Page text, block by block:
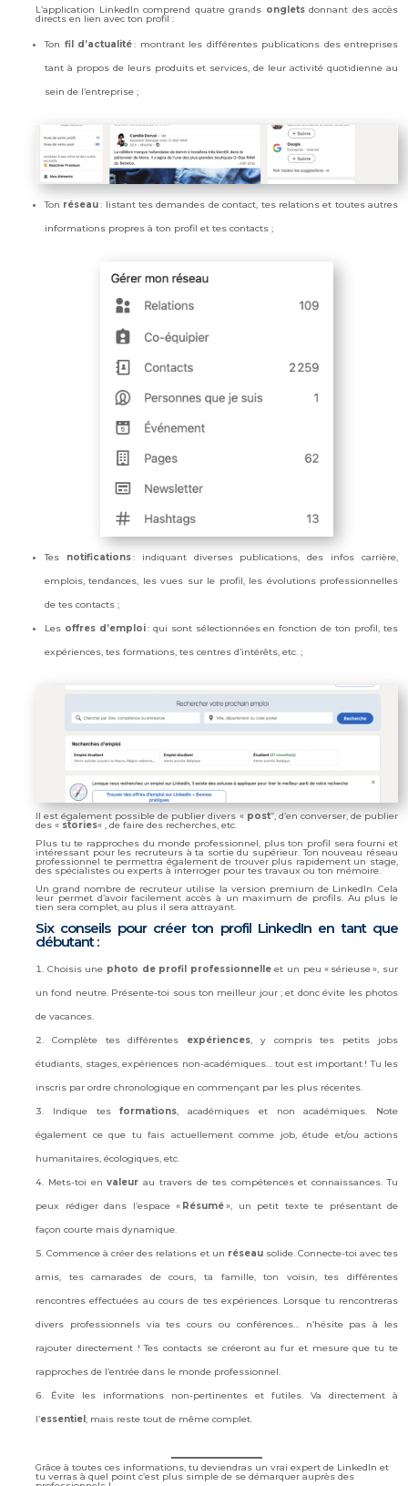
L’application LinkedIn comprend quatre grands ongletsdonnant des accès
directs en lien avec ton profil :
Ton fil d’actualité: montrant les différentes publications des entreprises
tant à propos de leurs produits et services, de leur activité quotidienne au
sein de l’entreprise ;
Ton réseau: listant tes demandes de contact, tes relations et toutes autres
informations propres à ton profil et tes contacts ;
Tes notifications: indiquant diverses publications, des infos carrière,
emplois, tendances, les vues sur le profil, les évolutions professionnelles
de tes contacts ;
Les offres d’emploi: qui sont sélectionnées en fonction de ton profil, tes
expériences, tes formations, tes centres d’intérêts, etc. ;
Il est également possible de publier divers « post”, d’en converser, de publier
des « stories« , de faire des recherches, etc.
Plus tu te rapproches du monde professionnel, plus ton profil sera fourni et
intéressant pour les recruteurs à ta sortie du supérieur. Ton nouveau réseau
professionnel te permettra également de trouver plus rapidement un stage,
des spécialistes ou experts à interroger pour tes travaux ou ton mémoire.
Un grand nombre de recruteur utilise la version premium de LinkedIn. Cela
leur permet d’avoir facilement accès à un maximum de profils. Au plus le
tien sera complet, au plus il sera attrayant.
Six conseils pour créer ton profil LinkedIn en tant que
débutant :
Choisis une photo de profil professionnelleet un peu « sérieuse », sur
un fond neutre. Présente-toi sous ton meilleur jour ; et donc évite les photos
de vacances.
Complète tes différentes expériences, y compris tes petits jobs
étudiants, stages, expériences non-académiques… tout est important ! Tu les
inscris par ordre chronologique en commençant par les plus récentes.
Indique tesformations, académiques et non académiques. Note
également ce que tu fais actuellement comme job, étude et/ou actions
humanitaires, écologiques, etc.
Mets-toi envaleur au travers de tes compétences et connaissances. Tu
peux rédiger dans l’espace « Résumé», un petit texte te présentant de
façon courte mais dynamique.
Commence à créer des relations et un réseausolide. Connecte-toi avec tes
amis, tes camarades de cours, ta famille, ton voisin, tes différentes
rencontres effectuées au cours de tes expériences. Lorsque tu rencontreras
divers professionnels via tes cours ou conférences… n’hésite pas à les
rajouter directement ! Tes contacts se créeront au fur et mesure que tu te
rapproches de l’entrée dans le monde professionnel.
Évite les informations non-pertinentes et futiles. Va directement à
l’essentiel , mais reste tout de même complet.
Grâce à toutes ces informations, tu deviendras un vrai expert de LinkedIn et
tu verras à quel point c’est plus simple de se démarquer auprès des